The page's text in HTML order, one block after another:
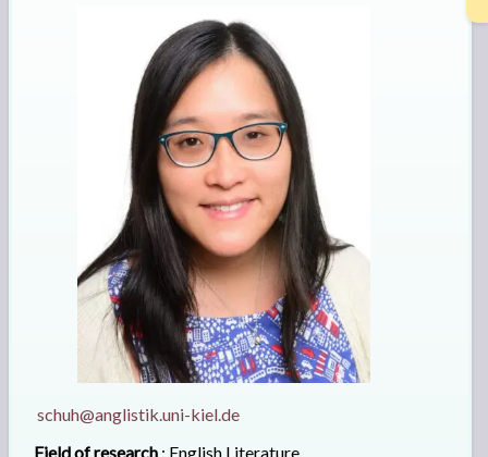
schuh@anglistik.uni-kiel.de
Field of research: English Literature